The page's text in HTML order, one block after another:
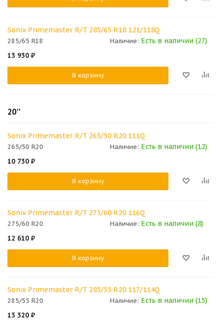
Sonix Primemaster R/T 285/65 R18 121/118Q
285/65 R18 Наличие: Есть в наличии (27)
13 930 ₽
В корзину
20''
Sonix Primemaster R/T 265/50 R20 111Q
265/50 R20 Наличие: Есть в наличии (12)
10 730 ₽
В корзину
Sonix Primemaster R/T 275/60 R20 116Q
275/60 R20 Наличие: Есть в наличии (8)
12 610 ₽
В корзину
Sonix Primemaster R/T 285/55 R20 117/114Q
285/55 R20 Наличие: Есть в наличии (15)
13 320 ₽